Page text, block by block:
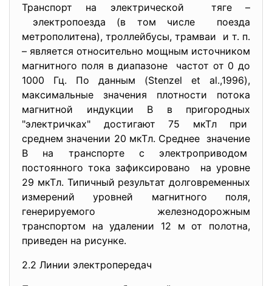
Транспорт на электрической тяге –
электропоезда (в том числе поезда
метрополитена), троллейбусы, трамваи и т. п.
– является относительно мощным источником
магнитного поля в диапазоне частот от 0 до
1000 Гц. По данным (Stenzel et al.,1996),
максимальные значения плотности потока
магнитной индукции В в пригородных
"электричках" достигают 75 мкТл при
среднем значении 20 мкТл. Среднее значение
В на транспорте с электроприводом
постоянного тока зафиксировано на уровне
29 мкТл. Типичный результат долговременных
измерений уровней магнитного поля,
генерируемого железнодорожным
транспортом на удалении 12 м от полотна,
приведен на рисунке.
2.2 Линии электропередач